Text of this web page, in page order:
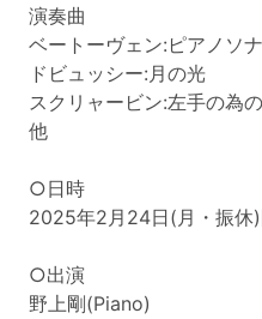
演奏曲
ベートーヴェン:ピアノソ
ドビュッシー:月の光
スクリャービン:左手の為
他
○日時
2025年2月24日(月・振休
○出演
野上剛(Piano)